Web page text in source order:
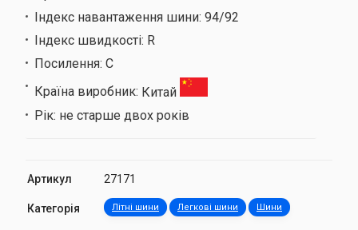
Індекс навантаження шини: 94/92
Індекс швидкості: R
Посилення: C
Країна виробник: Китай
Рік: не старше двох років
Артикул 27171
Категорія Літні шини Легкові шини Шини